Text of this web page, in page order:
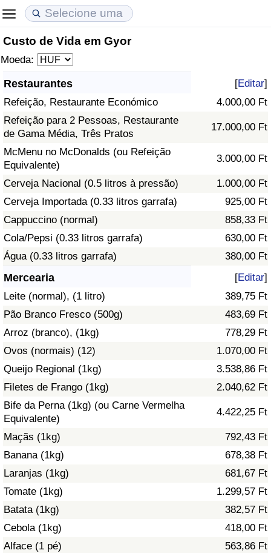
Custo de Vida em Gyor
Moeda:
Restaurantes [Editar]
Refeição, Restaurante Económico
4.000,00 Ft
Refeição para 2 Pessoas, Restaurante
de Gama Média, Três Pratos
17.000,00 Ft
McMenu no McDonalds (ou Refeição
Equivalente)
3.000,00 Ft
Cerveja Nacional (0.5 litros à pressão)
1.000,00 Ft
Cerveja Importada (0.33 litros garrafa)
925,00 Ft
Cappuccino (normal)
858,33 Ft
Cola/Pepsi (0.33 litros garrafa)
630,00 Ft
Água (0.33 litros garrafa)
380,00 Ft
Mercearia [Editar]
Leite (normal), (1 litro)
389,75 Ft
Pão Branco Fresco (500g)
483,69 Ft
Arroz (branco), (1kg)
778,29 Ft
Ovos (normais) (12)
1.070,00 Ft
Queijo Regional (1kg)
3.538,86 Ft
Filetes de Frango (1kg)
2.040,62 Ft
Bife da Perna (1kg) (ou Carne Vermelha
Equivalente)
4.422,25 Ft
Maçãs (1kg)
792,43 Ft
Banana (1kg)
678,38 Ft
Laranjas (1kg)
681,67 Ft
Tomate (1kg)
1.299,57 Ft
Batata (1kg)
382,57 Ft
Cebola (1kg)
418,00 Ft
Alface (1 pé)
563,86 Ft
Custo de Vida
Indicador de Custo de Vida
Indicador de Custo de Vida Por País
em Aqaba
Preços de Imóveis
Indicador de Preços de Imóveis
Indicador de Preços de Imóveis por País
Qualidade de Vida
Indicador de Qualidade de Vida (Atual)
Índice de qualidade de vida por país
Crime
Taxa do Indicador de Crime (Atual)
Indicador de Crime
Índice de criminalidade por país
Saúde
Indicador de Saúde (Atual)
Indicador de Saúde
Indicador de Saúde por País
Poluição
Índice de poluição
Indicador de Poluição por País
Trânsito